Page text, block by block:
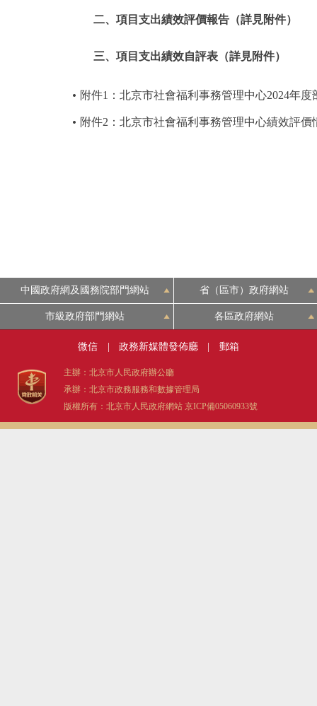
二、項目支出績效評價報告（詳見附件）
三、項目支出績效自評表（詳見附件）
附件1：北京市社會福利事務管理中心2024年度
附件2：北京市社會福利事務管理中心績效評價
中國政府網及國務院部門網站 省（區市）政府網站
市級政府部門網站 各區政府網站
微信 政務新媒體發佈廳 郵箱
主辦：北京市人民政府辦公廳
承辦：北京市政務服務和數據管理局
版權所有：北京市人民政府網站 京ICP備05060933號